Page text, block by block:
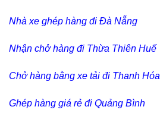
Nhà xe ghép hàng đi Đà Nẵng
Nhận chở hàng đi Thừa Thiên Huế
Chở hàng bằng xe tải đi Thanh Hóa
Ghép hàng giá rẻ đi Quảng Bình